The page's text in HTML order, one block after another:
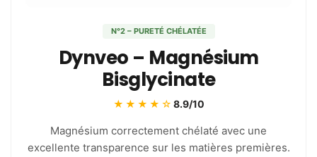
N°2 – PURETÉ CHÉLATÉE
Dynveo – Magnésium
Bisglycinate
★★★★☆ 8.9/10
Magnésium correctement chélaté avec une
excellente transparence sur les matières premières.